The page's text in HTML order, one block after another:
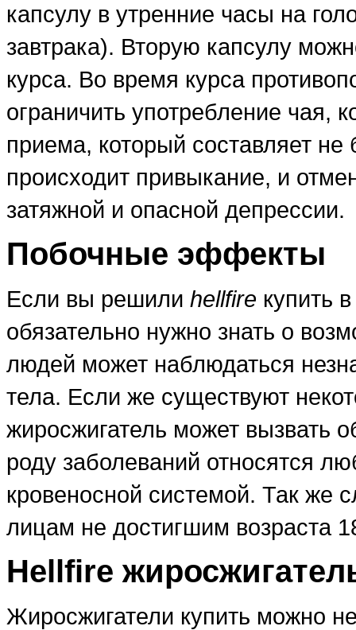
капсулу в утренние часы на
завтрака). Вторую капсулу
курса. Во время курса
ограничить употребление чая,
приема, который составляет
происходит привыкание, и
затяжной и опасной депрессии.
Побочные эффекты
Если вы решили hellfire купить
обязательно нужно знать о
людей может наблюдаться
тела. Если же существуют
жиросжигатель может вызвать
роду заболеваний относятся
кровеносной системой. Так же
лицам не достигшим возраста
Hellfire
Жиросжигатели купить можно